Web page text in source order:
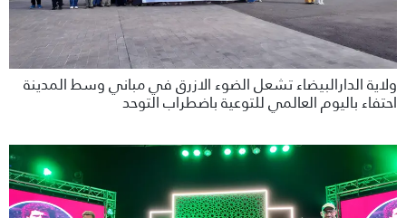
ولاية الدارالبيضاء تشعل الضوء الازرق في مباني وسط المدينة
احتفاء باليوم العالمي للتوعية باضطراب التوحد